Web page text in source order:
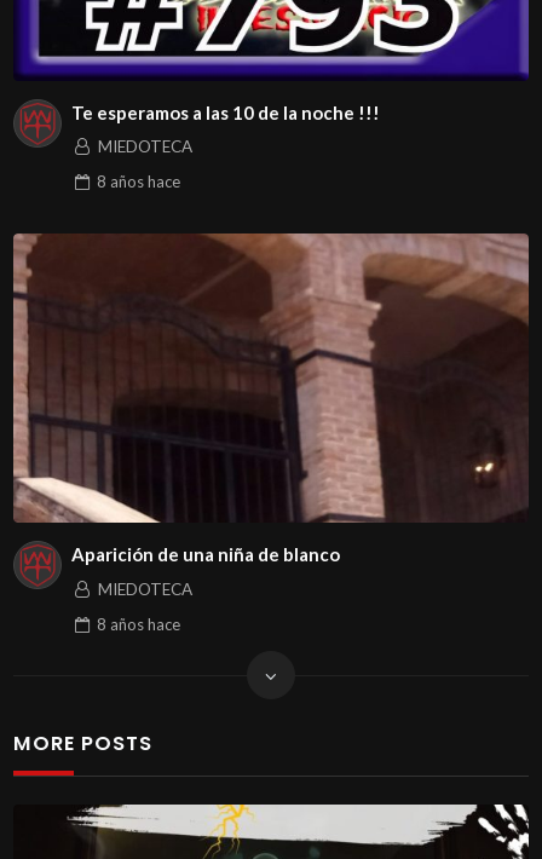
Te esperamos a las 10 de la noche !!!
MIEDOTECA
8 añoshace
Aparición de una niña de blanco
MIEDOTECA
8 añoshace
MORE POSTS